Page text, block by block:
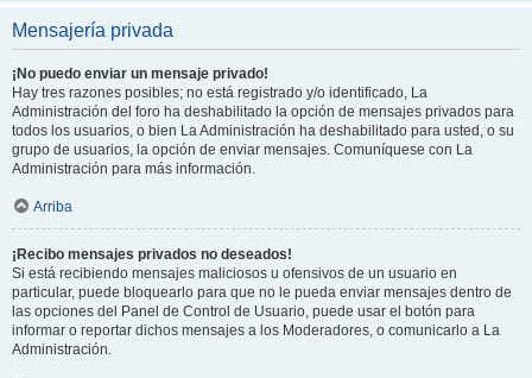
Mensajería privada
¡No puedo enviar un mensaje privado!
Hay tres razones posibles; no está registrado y/o identificado, La
Administración del foro ha deshabilitado la opción de mensajes privados para
todos los usuarios, o bien La Administración ha deshabilitado para usted, o su
grupo de usuarios, la opción de enviar mensajes. Comuníquese con La
Administración para más información.
Arriba
¡Recibo mensajes privados no deseados!
Si está recibiendo mensajes maliciosos u ofensivos de un usuario en
particular, puede bloquearlo para que no le pueda enviar mensajes dentro de
las opciones del Panel de Control de Usuario, puede usar el botón para
informar o reportar dichos mensajes a los Moderadores, o comunicarlo a La
Administración.